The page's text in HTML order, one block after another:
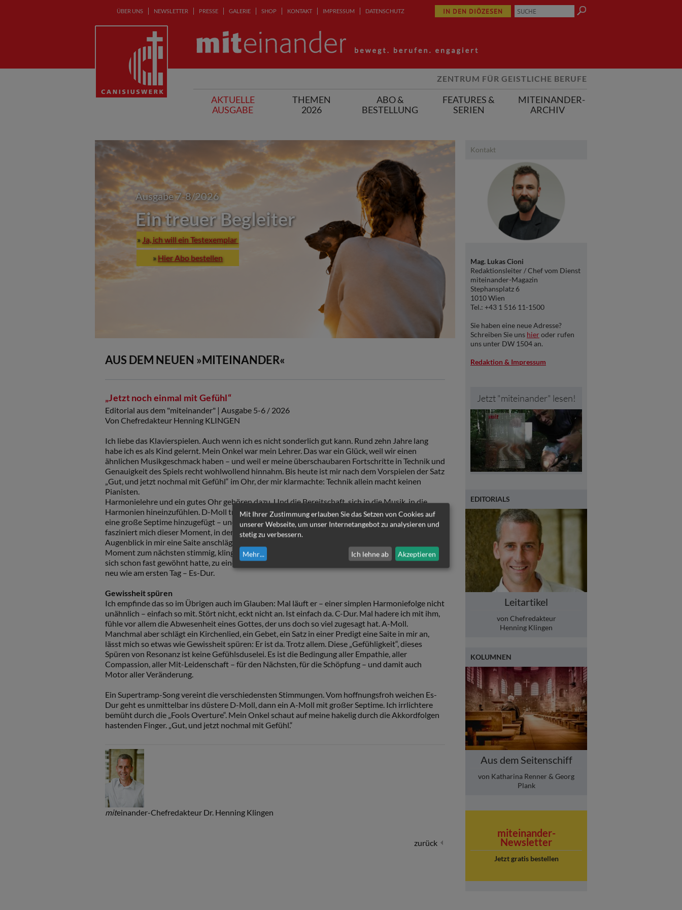
IN DEN DIÖZESEN
ÜBER UNS NEWSLETTER PRESSE GALERIE SHOP KONTAKT IMPRESSUM DATENSCHUTZ
ZENTRUM FÜR GEISTLICHE BERUFE
AKTUELLE
AUSGABE
THEMEN
2026
ABO &
BESTELLUNG
FEATURES &
SERIEN
MITEINANDER-
ARCHIV
Ausgabe 7-8/2026
Ein treuer Begleiter
» Ja, ich will ein Testexemplar
» Hier Abo bestellen
Kontakt
Mag. Lukas Cioni
Redaktionsleiter / Chef vom Dienst
miteinander-Magazin
Stephansplatz 6
1010 Wien
Tel.: +43 1 516 11-1500
Sie haben eine neue Adresse?
Schreiben Sie uns hier oder rufen
uns unter DW 1504 an.
Redaktion & Impressum
Jetzt "miteinander" lesen!
EDITORIALS
Leitartikel
von Chefredakteur
Henning Klingen
KOLUMNEN
Aus dem Seitenschiff
von Katharina Renner & Georg
Plank
miteinander-
Newsletter
Jetzt gratis bestellen
AUS DEM NEUEN »MITEINANDER«
„Jetzt noch einmal mit Gefühl“
Editorial aus dem "miteinander" | Ausgabe 5-6 / 2026
Von Chefredakteur Henning KLINGEN
Ich liebe das Klavierspielen. Auch wenn ich es nicht sonderlich gut kann. Rund zehn Jahre lang
habe ich es als Kind gelernt. Mein Onkel war mein Lehrer. Das war ein Glück, weil wir einen
ähnlichen Musikgeschmack haben – und weil er meine überschaubaren Fortschritte in Technik und
Genauigkeit des Spiels recht wohlwollend hinnahm. Bis heute ist mir nach dem Vorspielen der Satz
„Gut, und jetzt nochmal mit Gefühl“ im Ohr, der mir klarmachte: Technik allein macht keinen
Pianisten.
Harmonielehre und ein gutes Ohr gehören dazu. Und die Bereitschaft, sich in die Musik, in die
Harmonien hineinzufühlen. D-Moll trägt tiefe Trauer. Es-Dur dürstet nach Liebe und Ballade. Noch
eine große Septime hinzugefügt – und schon täuscht der Dilettant am Piano Können vor. Bis heute
fasziniert mich dieser Moment, in dem Musik oder auch ein Erlebnis, eine Erinnerung, ein
Augenblick in mir eine Saite anschlägt, die vorher schwieg. Plötzlich wird das Leben von einem
Moment zum nächsten stimmig, klingt und schmeckt nach „mehr“, wird ein Verlust, an den man
sich schon fast gewöhnt hatte, zu einer schmerzenden Wunde – D-Moll – oder entbrennt die Liebe
neu wie am ersten Tag – Es-Dur.
Gewissheit spüren
Ich empfinde das so im Übrigen auch im Glauben: Mal läuft er – einer simplen Harmoniefolge nicht
unähnlich – einfach so mit. Stört nicht, eckt nicht an. Ist einfach da. C-Dur. Mal hadere ich mit ihm,
fühle vor allem die Abwesenheit eines Gottes, der uns doch so viel zugesagt hat. A-Moll.
Manchmal aber schlägt ein Kirchenlied, ein Gebet, ein Satz in einer Predigt eine Saite in mir an,
lässt mich so etwas wie Gewissheit spüren: Er ist da. Trotz allem. Diese „Gefühligkeit“, dieses
Spüren von Resonanz ist keine Gefühlsduselei. Es ist die Bedingung aller Empathie, aller
Compassion, aller Mit-Leidenschaft – für den Nächsten, für die Schöpfung – und damit auch
Motor aller Veränderung.
Ein Supertramp-Song vereint die verschiedensten Stimmungen. Vom hoffnungsfroh weichen Es-
Dur geht es unmittelbar ins düstere D-Moll, dann ein A-Moll mit großer Septime. Ich irrlichtere
bemüht durch die „Fools Overture“. Mein Onkel schaut auf meine hakelig durch die Akkordfolgen
hastenden Finger. „Gut, und jetzt nochmal mit Gefühl.“
miteinander-Chefredakteur Dr. Henning Klingen
zurück
Mit Ihrer Zustimmung erlauben Sie das Setzen von Cookies auf
unserer Webseite, um unser Internetangebot zu analysieren und
stetig zu verbessern.
Mehr... Ich lehne ab Akzeptieren